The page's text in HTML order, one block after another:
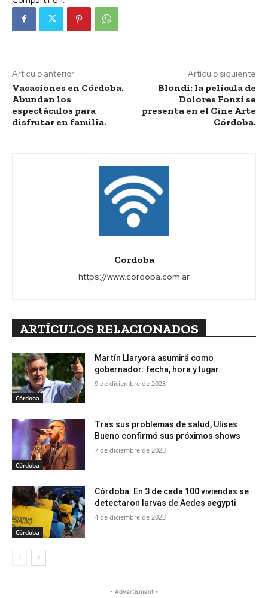
Artículo anterior
Vacaciones en Córdoba.
Abundan los
espectáculos para
disfrutar en familia.
Artículo siguiente
Blondi: la película de
Dolores Fonzi se
presenta en el Cine Arte
Córdoba.
Cordoba
https://www.cordoba.com.ar
ARTÍCULOS RELACIONADOS
Córdoba
Martín Llaryora asumirá como
gobernador: fecha, hora y lugar
9 de diciembre de 2023
Córdoba
Tras sus problemas de salud, Ulises
Bueno confirmó sus próximos shows
7 de diciembre de 2023
Córdoba
Córdoba: En 3 de cada 100 viviendas se
detectaron larvas de Aedes aegypti
4 de diciembre de 2023
- Advertisment -